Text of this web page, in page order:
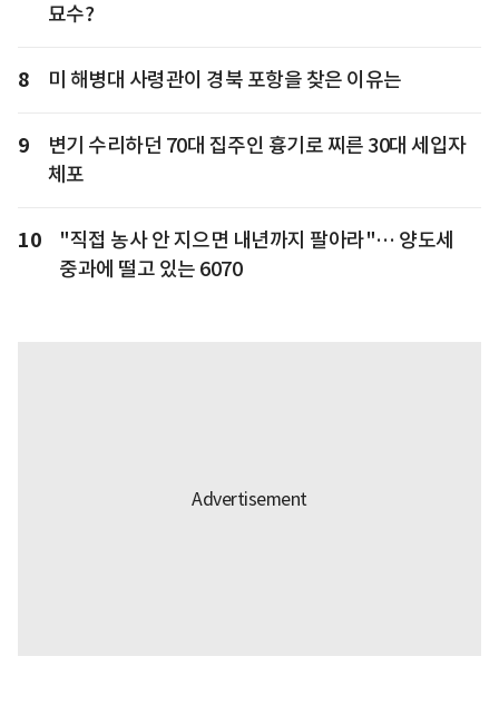
묘수?
8 미 해병대 사령관이 경북 포항을 찾은 이유는
9
변기 수리하던 70대 집주인 흉기로 찌른 30대 세입자
체포
10
"직접 농사 안 지으면 내년까지 팔아라"… 양도세
중과에 떨고 있는 6070